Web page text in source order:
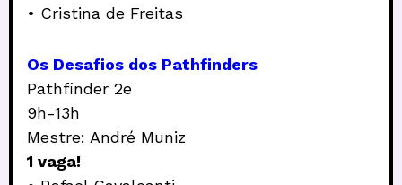
• Cristina de Freitas
Os Desafios dos Pathfinders
Pathfinder 2e
9h-13h
Mestre: André Muniz
1 vaga!